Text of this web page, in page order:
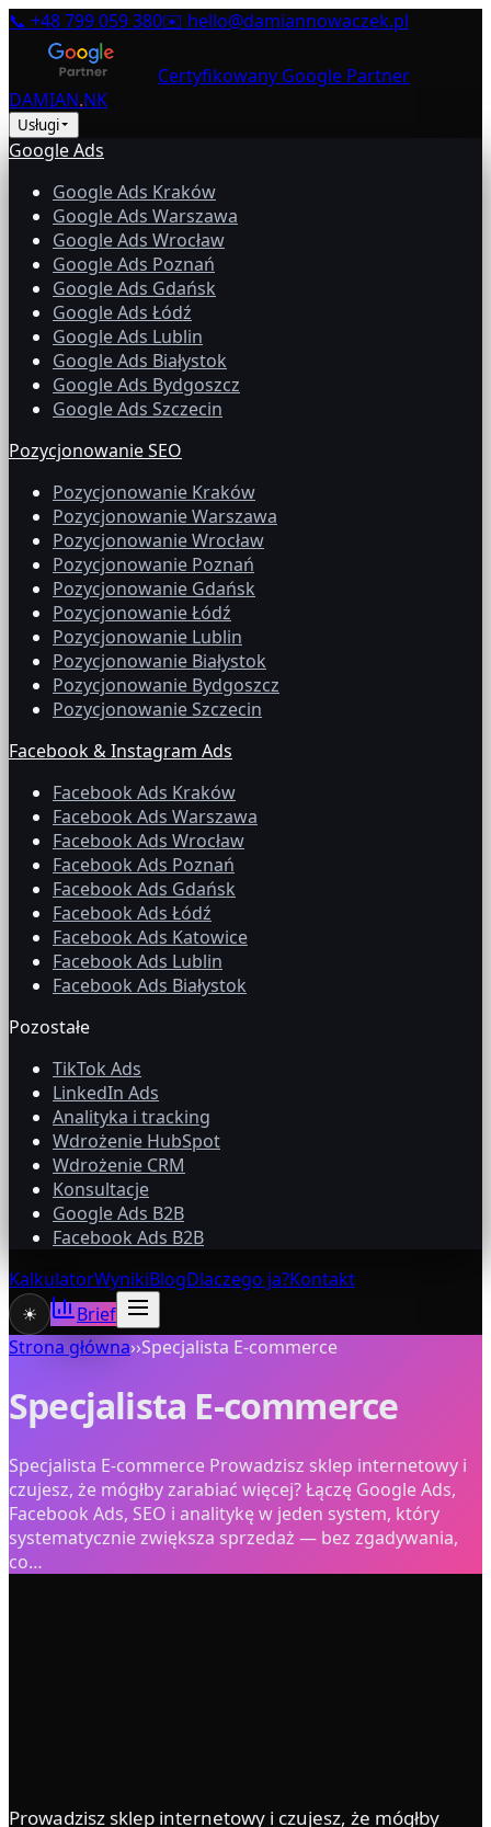
📞 +48 799 059 380✉️ hello@damiannowaczek.pl
Certyfikowany Google Partner
DAMIAN.NK
Usługi
Google Ads
Google Ads Kraków
Google Ads Warszawa
Google Ads Wrocław
Google Ads Poznań
Google Ads Gdańsk
Google Ads Łódź
Google Ads Lublin
Google Ads Białystok
Google Ads Bydgoszcz
Google Ads Szczecin
Pozycjonowanie SEO
Pozycjonowanie Kraków
Pozycjonowanie Warszawa
Pozycjonowanie Wrocław
Pozycjonowanie Poznań
Pozycjonowanie Gdańsk
Pozycjonowanie Łódź
Pozycjonowanie Lublin
Pozycjonowanie Białystok
Pozycjonowanie Bydgoszcz
Pozycjonowanie Szczecin
Facebook & Instagram Ads
Facebook Ads Kraków
Facebook Ads Warszawa
Facebook Ads Wrocław
Facebook Ads Poznań
Facebook Ads Gdańsk
Facebook Ads Łódź
Facebook Ads Katowice
Facebook Ads Lublin
Facebook Ads Białystok
Pozostałe
TikTok Ads
LinkedIn Ads
Analityka i tracking
Wdrożenie HubSpot
Wdrożenie CRM
Konsultacje
Google Ads B2B
Facebook Ads B2B
KalkulatorWynikiBlogDlaczego ja?Kontakt
☀
Brief
Strona główna››Specjalista E-commerce
Specjalista E-commerce
Specjalista E-commerce Prowadzisz sklep internetowy i
czujesz, że mógłby zarabiać więcej? Łączę Google Ads,
Facebook Ads, SEO i analitykę w jeden system, który
systematycznie zwiększa sprzedaż — bez zgadywania,
co…
Prowadzisz sklep internetowy i czujesz, że mógłby